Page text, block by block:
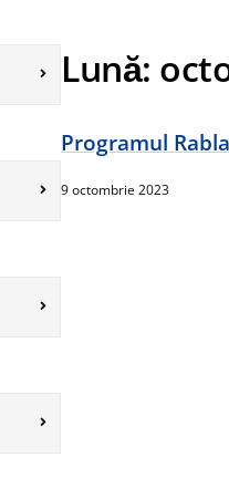
Lună:
Programul
9 octombrie 2023